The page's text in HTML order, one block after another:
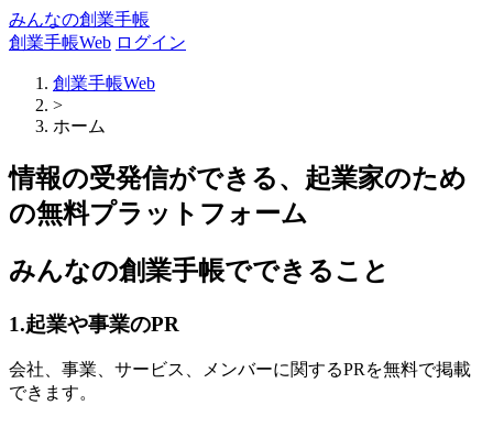
みんなの創業手帳
創業手帳Web ログイン
創業手帳Web
>
ホーム
情報の受発信ができる、起業家のため
の無料プラットフォーム
みんなの創業手帳でできること
1.起業や事業のPR
会社、事業、サービス、メンバーに関するPRを無料で掲載
できます。